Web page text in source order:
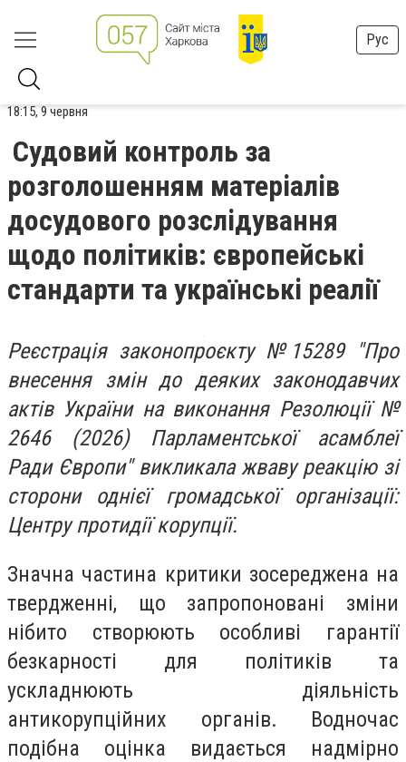
Рус
18:15, 9 червня
Судовий контроль за
розголошенням матеріалів
досудового розслідування
щодо політиків: європейські
стандарти та українські реалії
Реєстрація законопроєкту №15289 "Про
внесення змін до деяких законодавчих
актів України на виконання Резолюції №
2646 (2026) Парламентської асамблеї
Ради Європи" викликала жваву реакцію зі
сторони однієї громадської організації:
Центру протидії корупції.
Значна частина критики зосереджена на
твердженні, що запропоновані зміни
нібито створюють особливі гарантії
безкарності для політиків та
ускладнюють діяльність
антикорупційних органів. Водночас
подібна оцінка видається надмірно